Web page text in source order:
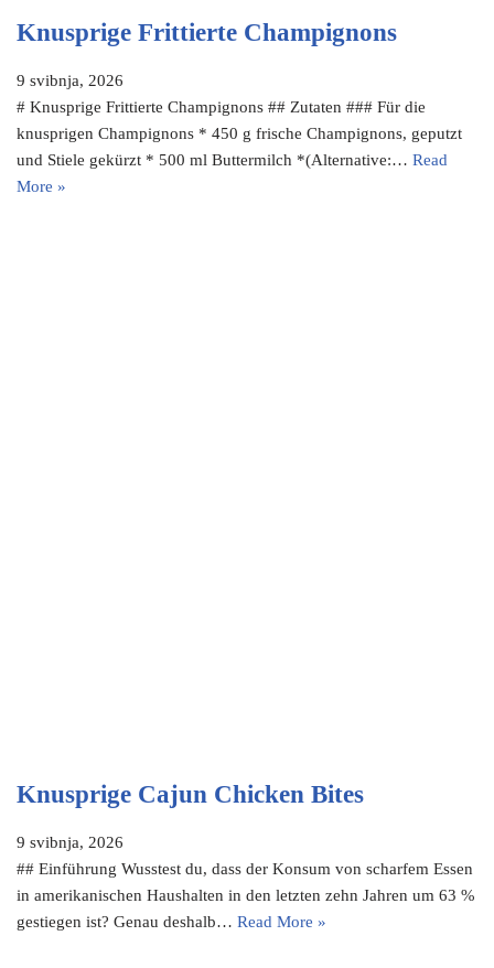
Knusprige Frittierte Champignons
9 svibnja, 2026
# Knusprige Frittierte Champignons ## Zutaten ### Für die
knusprigen Champignons * 450 g frische Champignons, geputzt
und Stiele gekürzt * 500 ml Buttermilch *(Alternative:… Read
More »
Knusprige Cajun Chicken Bites
9 svibnja, 2026
## Einführung Wusstest du, dass der Konsum von scharfem Essen
in amerikanischen Haushalten in den letzten zehn Jahren um 63 %
gestiegen ist? Genau deshalb… Read More »